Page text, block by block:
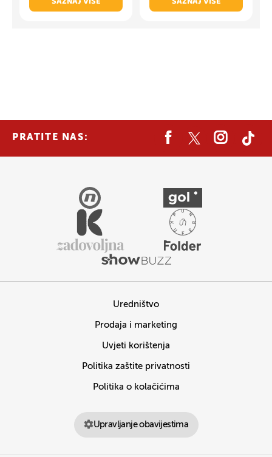
PRATITE NAS:
Uredništvo
Prodaja i marketing
Uvjeti korištenja
Politika zaštite privatnosti
Politika o kolačićima
Upravljanje obavijestima